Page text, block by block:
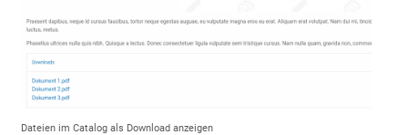
Dateien im Catalog als Download anzeigen